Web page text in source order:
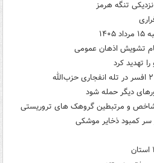
تنگه هرمز
تهدید کرد
دیگر حمله شود
کمبود ذخایر موشکی